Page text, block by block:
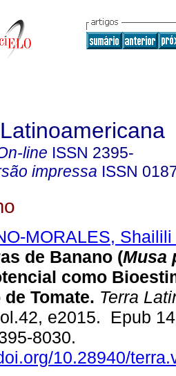
line ISSN 2395-
impressa ISSN
MORALES, Shailili
de Banano (Musa
como
Tomate. Terra
e2015. Epub
8030.
10.28940/